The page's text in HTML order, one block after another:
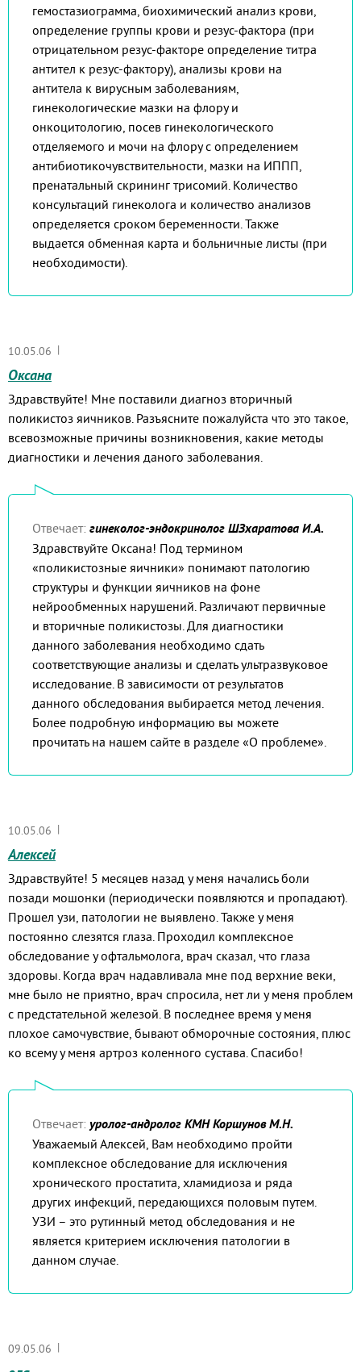
гемостазиограмма, биохимический анализ крови,
определение группы крови и резус-фактора (при
отрицательном резус-факторе определение титра
антител к резус-фактору), анализы крови на
антитела к вирусным заболеваниям,
гинекологические мазки на флору и
онкоцитологию, посев гинекологического
отделяемого и мочи на флору с определением
антибиотикочувствительности, мазки на ИППП,
пренатальный скрининг трисомий. Количество
консультаций гинеколога и количество анализов
определяется сроком беременности. Также
выдается обменная карта и больничные листы (при
необходимости).
10.05.06 |
Оксана
Здравствуйте! Мне поставили диагноз вторичный
поликистоз яичников. Разъясните пожалуйста что это такое,
всевозможные причины возникновения, какие методы
диагностики и лечения даного заболевания.
Отвечает: гинеколог-эндокринолог ШЗхаратова И.А.
Здравствуйте Оксана! Под термином
«поликистозные яичники» понимают патологию
структуры и функции яичников на фоне
нейрообменных нарушений. Различают первичные
и вторичные поликистозы. Для диагностики
данного заболевания необходимо сдать
соответствующие анализы и сделать ультразвуковое
исследование. В зависимости от результатов
данного обследования выбирается метод лечения.
Более подробную информацию вы можете
прочитать на нашем сайте в разделе «О проблеме».
10.05.06 |
Алексей
Здравствуйте! 5 месяцев назад у меня начались боли
позади мошонки (периодически появляются и пропадают).
Прошел узи, патологии не выявлено. Также у меня
постоянно слезятся глаза. Проходил комплексное
обследование у офтальмолога, врач сказал, что глаза
здоровы. Когда врач надавливала мне под верхние веки,
мне было не приятно, врач спросила, нет ли у меня проблем
с предстательной железой. В последнее время у меня
плохое самочувствие, бывают обморочные состояния, плюс
ко всему у меня артроз коленного сустава. Спасибо!
Отвечает: уролог-андролог КМН Коршунов М.Н.
Уважаемый Алексей, Вам необходимо пройти
комплексное обследование для исключения
хронического простатита, хламидиоза и ряда
других инфекций, передающихся половым путем.
УЗИ – это рутинный метод обследования и не
является критерием исключения патологии в
данном случае.
09.05.06 |